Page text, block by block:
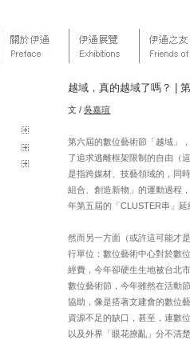
越域，真的越域了嗎？ |
文 /吳嘉瑄
第六屆的數位藝術節「越域」
了追求逃離框架限制的自由（
是指跨媒材、技藝領域的，同
組合、創造新物」的運動過程
年第五屆的「CLUSTER串」
然而另一方面（或許這可能才
行單位：數位藝術中心對於數
經費，今年卻硬生生地被台北
數位藝術節，今年雖然在活動
協助，像是搭著文建會的數位
資源不足的缺口，甚至，連數
以及外界「眼花撩亂」分不清